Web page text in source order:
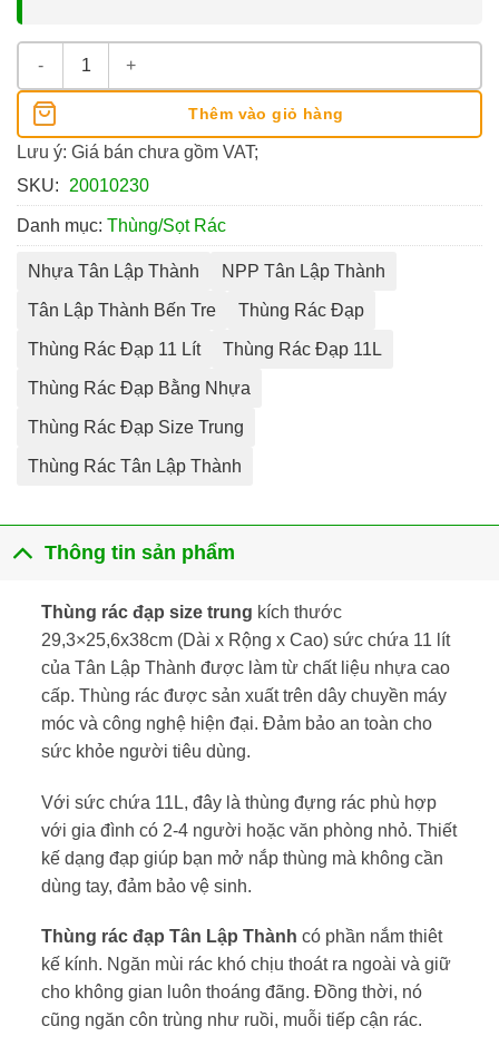
Thùng Rác Đạp Tân Lập Thành, Size Trung số lượng
Thêm vào giỏ hàng
Lưu ý: Giá bán chưa gồm VAT;
SKU:
20010230
Danh mục: Thùng/Sọt Rác
Nhựa Tân Lập Thành NPP Tân Lập Thành
Tân Lập Thành Bến Tre Thùng Rác Đạp
Thùng Rác Đạp 11 Lít Thùng Rác Đạp 11L
Thùng Rác Đạp Bằng Nhựa
Thùng Rác Đạp Size Trung
Thùng Rác Tân Lập Thành
Thông tin sản phẩm
Thùng rác đạp size trung kích thước
29,3×25,6x38cm (Dài x Rộng x Cao) sức chứa 11 lít
của Tân Lập Thành được làm từ chất liệu nhựa cao
cấp. Thùng rác được sản xuất trên dây chuyền máy
móc và công nghệ hiện đại. Đảm bảo an toàn cho
sức khỏe người tiêu dùng.
Với sức chứa 11L, đây là thùng đựng rác phù hợp
với gia đình có 2-4 người hoặc văn phòng nhỏ. Thiết
kế dạng đạp giúp bạn mở nắp thùng mà không cần
dùng tay, đảm bảo vệ sinh.
Thùng rác đạp Tân Lập Thành có phần nắm thiêt
kế kính. Ngăn mùi rác khó chịu thoát ra ngoài và giữ
cho không gian luôn thoáng đãng. Đồng thời, nó
cũng ngăn côn trùng như ruồi, muỗi tiếp cận rác.